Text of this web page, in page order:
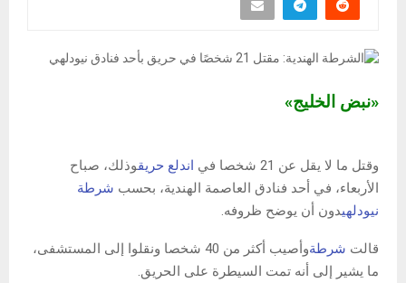
«نبض الخليج»
وقتل ما لا يقل عن 21 شخصا في اندلع حريقوذلك، صباح
الأربعاء، في أحد فنادق العاصمة الهندية، بحسب شرطة
نيودلهيدون أن يوضح ظروفه.
قالت شرطة
وأصيب أكثر من 40 شخصا ونقلوا إلى المستشفى،
ما يشير إلى أنه تمت السيطرة على الحريق.